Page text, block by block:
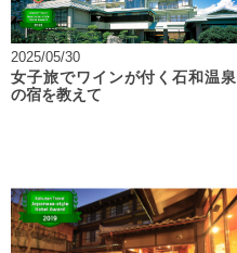
2025/05/30
女子旅でワインが付く石和温泉
の宿を教えて